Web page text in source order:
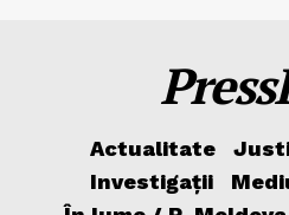
Actualitate
Investigații